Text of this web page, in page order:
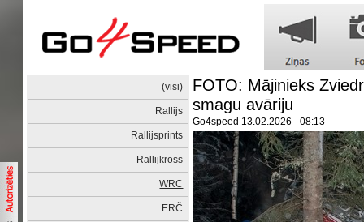
(visi)
Rallijs
Rallijsprints
Rallijkross
WRC
ERČ
FOTO: Mājinieks
smagu avāriju
Go4speed 13.02.2026 - 08:13